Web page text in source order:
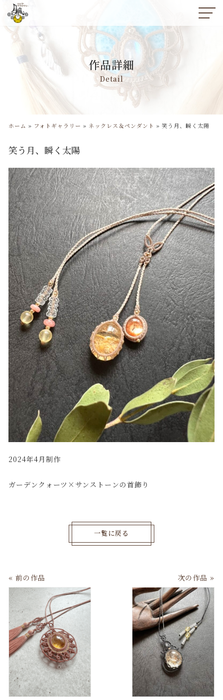
コ
ン
作品詳細
Detail
ホーム » フォトギャラリー » ネックレス＆ペンダント » 笑う月、瞬く太陽
笑う月、瞬く太陽
2024年4月制作
ガーデンクォーツ×サンストーンの首飾り
一覧に戻る
« 前の作品 次の作品 »